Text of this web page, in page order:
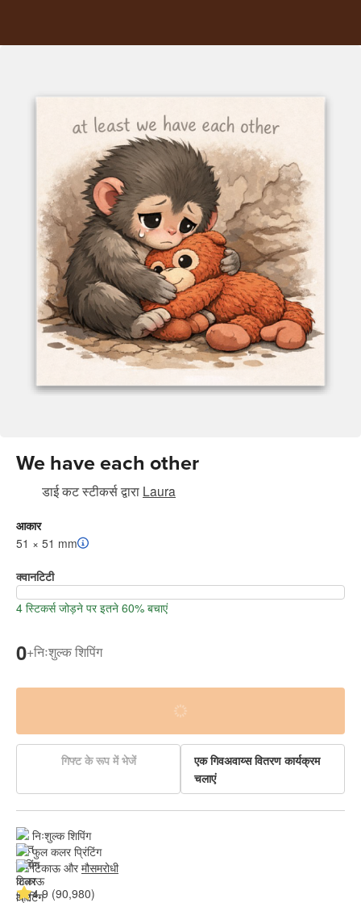
We have each other
डाई कट स्टीकर्सद्वारा Laura
आकार
51 × 51 mm
क्वानटिटी
4 स्टिकर्स जोड़ने पर इतने 60% बचाएं
0+निःशुल्क शिपिंग
गिफ्ट के रूप में भेजें
एक गिवअवाय्स वितरण कार्यक्रम
चलाएं
निःशुल्क शिपिंग
फुल कलर प्रिंटिंग
टिकाऊ और मौसमरोधी
4.9 (90,980)